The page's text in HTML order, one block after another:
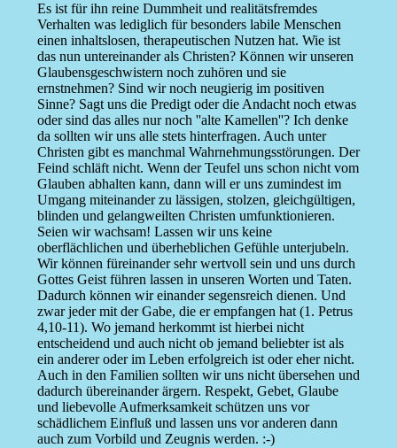
Es ist für ihn reine Dummheit und realitätsfremdes
Verhalten was lediglich für besonders labile Menschen
einen inhaltslosen, therapeutischen Nutzen hat. Wie ist
das nun untereinander als Christen? Können wir unseren
Glaubensgeschwistern noch zuhören und sie
ernstnehmen? Sind wir noch neugierig im positiven
Sinne? Sagt uns die Predigt oder die Andacht noch etwas
oder sind das alles nur noch ''alte Kamellen''? Ich denke
da sollten wir uns alle stets hinterfragen. Auch unter
Christen gibt es manchmal Wahrnehmungsstörungen. Der
Feind schläft nicht. Wenn der Teufel uns schon nicht vom
Glauben abhalten kann, dann will er uns zumindest im
Umgang miteinander zu lässigen, stolzen, gleichgültigen,
blinden und gelangweilten Christen umfunktionieren.
Seien wir wachsam! Lassen wir uns keine
oberflächlichen und überheblichen Gefühle unterjubeln.
Wir können füreinander sehr wertvoll sein und uns durch
Gottes Geist führen lassen in unseren Worten und Taten.
Dadurch können wir einander segensreich dienen. Und
zwar jeder mit der Gabe, die er empfangen hat (1. Petrus
4,10-11). Wo jemand herkommt ist hierbei nicht
entscheidend und auch nicht ob jemand beliebter ist als
ein anderer oder im Leben erfolgreich ist oder eher nicht.
Auch in den Familien sollten wir uns nicht übersehen und
dadurch übereinander ärgern. Respekt, Gebet, Glaube
und liebevolle Aufmerksamkeit schützen uns vor
schädlichem Einfluß und lassen uns vor anderen dann
auch zum Vorbild und Zeugnis werden. :-)